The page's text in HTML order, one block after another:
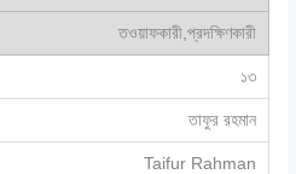
তওয়াফকারী,প্রদক্ষিণকারী
১৩
তাফুর রহমান
Taifur Rahman